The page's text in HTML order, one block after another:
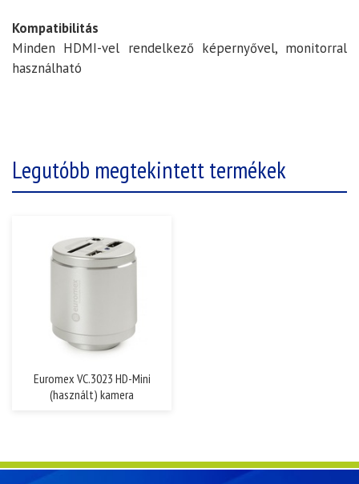
Kompatibilitás
Minden HDMI-vel rendelkező képernyővel, monitorral
használható
Legutóbb megtekintett termékek
Euromex VC.3023 HD-Mini
(használt) kamera